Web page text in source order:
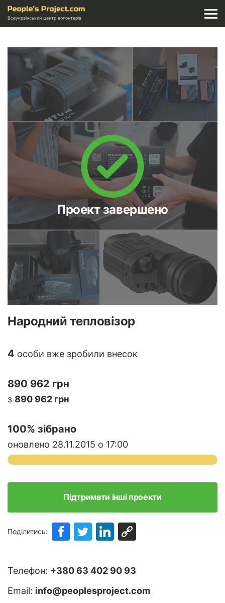
Всеукраїнський центр волонтерів
Проект завершено
Народний тепловізор
4 особи вже зробили внесок
890 962 грн
з 890 962 грн
100% зібрано
оновлено 28.11.2015 о 17:00
Підтримати інші проекти
Поділитись:
Телефон: +380 63 402 90 93
Email: info@peoplesproject.com